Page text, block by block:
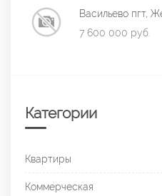
Васильево пгт,
7 600 000 руб.
Категории
Квартиры
Коммерческая